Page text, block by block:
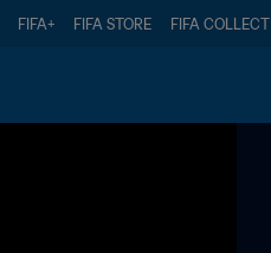
FIFA+ FIFA STORE FIFA COLLECT